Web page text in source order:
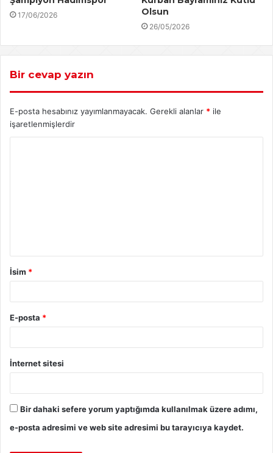
17/06/2026
Olsun
26/05/2026
Bir cevap yazın
E-posta hesabınız yayımlanmayacak. Gerekli alanlar * ile
işaretlenmişlerdir
İsim *
E-posta *
İnternet sitesi
Bir dahaki sefere yorum yaptığımda kullanılmak üzere adımı,
e-posta adresimi ve web site adresimi bu tarayıcıya kaydet.